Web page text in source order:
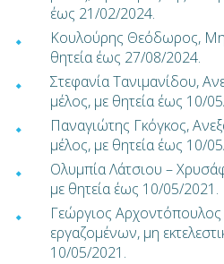
έως 21/02/2024.
Κουλούρης Θεόδωρος, Μη
θητεία έως 27/08/2024.
Στεφανία Τανιμανίδου,
μέλος, με θητεία έως 10/
Παναγιώτης Γκόγκος,
μέλος, με θητεία έως 10/
Ολυμπία Λάτσιου –
με θητεία έως 10/05/2021.
Γεώργιος
εργαζομένων, μη
10/05/2021.